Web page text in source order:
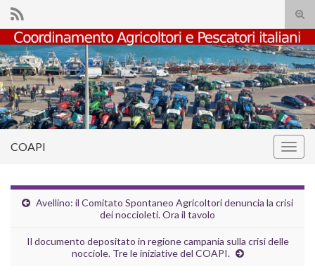
il
di
Search for:
COAPI
Avellino: il Comitato Spontaneo Agricoltori denuncia la crisi
dei noccioleti. Ora il tavolo
Il documento depositato in regione campania sulla crisi delle
nocciole. Tre le iniziative del COAPI.